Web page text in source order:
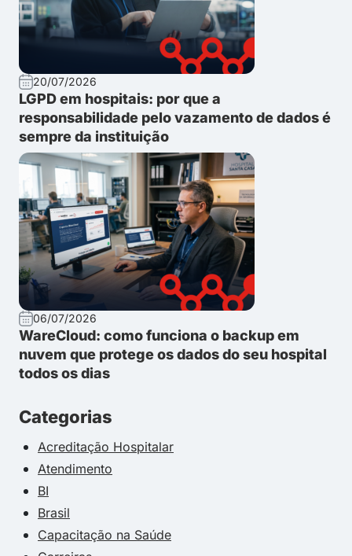
20/07/2026
LGPD em hospitais: por que a
responsabilidade pelo vazamento de dados é
sempre da instituição
06/07/2026
WareCloud: como funciona o backup em
nuvem que protege os dados do seu hospital
todos os dias
Categorias
Acreditação Hospitalar
Atendimento
BI
Brasil
Capacitação na Saúde